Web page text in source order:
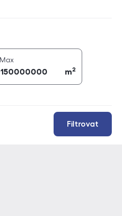
Maxplocha (
m2
Filtrovat